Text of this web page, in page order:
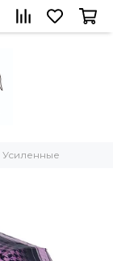
Усиленные